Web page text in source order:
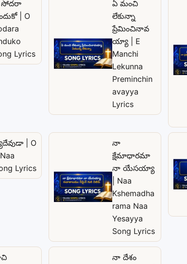
సోదరా
| O
Lyrics
ఏ మంచి
లేకున్నా
ప్రేమించినావ
య్యా | E
Manchi
Lekunna
Preminchin
avayya
Lyrics
| O
Lyrics
నా
క్షేమాధారమా
నా యేసయ్యా
| Naa
Kshemadha
rama Naa
Yesayya
Song Lyrics
నా దేశం